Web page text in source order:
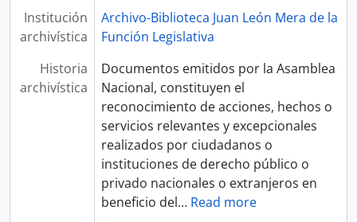
Institución
archivística
Archivo-Biblioteca Juan León Mera de la
Función Legislativa
Historia
archivística
Documentos emitidos por la Asamblea
Nacional, constituyen el
reconocimiento de acciones, hechos o
servicios relevantes y excepcionales
realizados por ciudadanos o
instituciones de derecho público o
privado nacionales o extranjeros en
beneficio del… Read more